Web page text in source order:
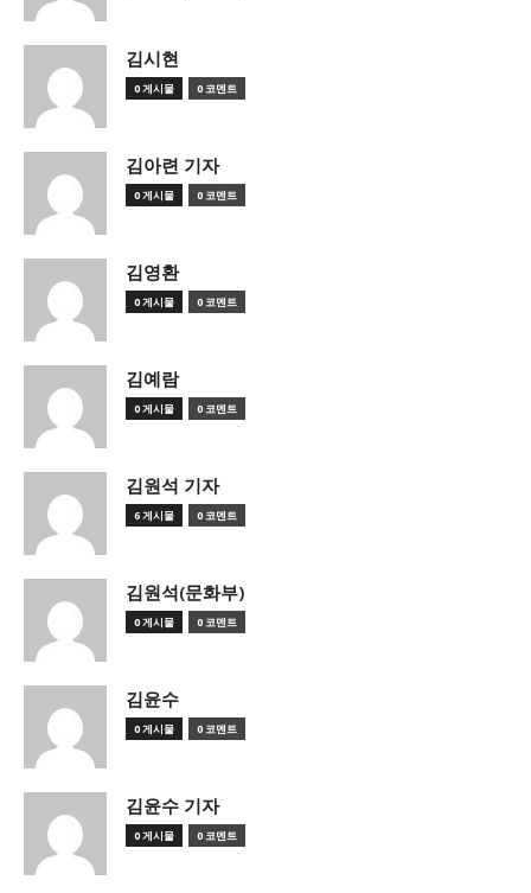
김시현
0 게시물 0 코멘트
김아련 기자
0 게시물 0 코멘트
김영환
0 게시물 0 코멘트
김예람
0 게시물 0 코멘트
김원석 기자
6 게시물 0 코멘트
김원석(문화부)
0 게시물 0 코멘트
김윤수
0 게시물 0 코멘트
김윤수 기자
0 게시물 0 코멘트